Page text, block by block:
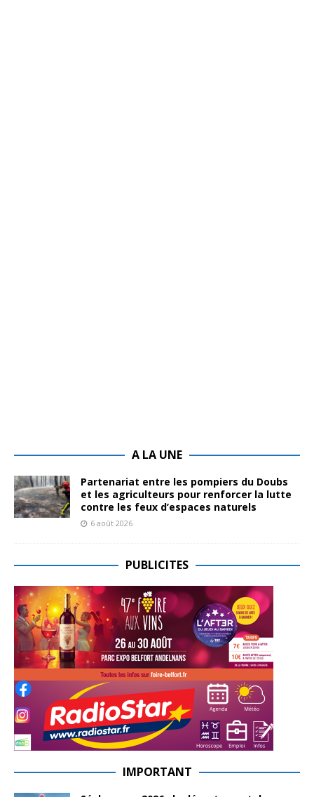
A LA UNE
Partenariat entre les pompiers du Doubs
et les agriculteurs pour renforcer la lutte
contre les feux d’espaces naturels
6 août 2026
PUBLICITES
IMPORTANT